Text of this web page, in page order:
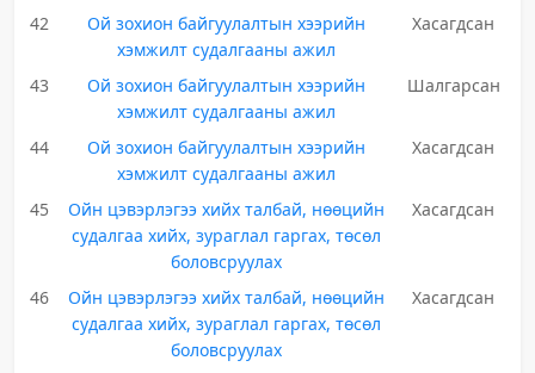
42
Ой зохион байгуулалтын хээрийн
хэмжилт судалгааны ажил
Хасагдсан
43
Ой зохион байгуулалтын хээрийн
хэмжилт судалгааны ажил
Шалгарсан
44
Ой зохион байгуулалтын хээрийн
хэмжилт судалгааны ажил
Хасагдсан
45
Ойн цэвэрлэгээ хийх талбай, нөөцийн
судалгаа хийх, зураглал гаргах, төсөл
боловсруулах
Хасагдсан
46
Ойн цэвэрлэгээ хийх талбай, нөөцийн
судалгаа хийх, зураглал гаргах, төсөл
боловсруулах
Хасагдсан